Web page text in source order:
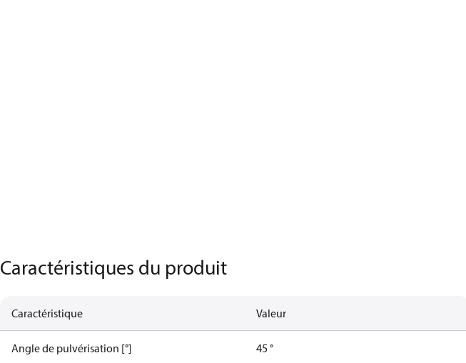
Caractéristiques du produit
Caractéristique Valeur
Angle de pulvérisation [°] 45 °